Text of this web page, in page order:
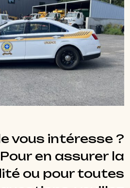
vous intéresse ?
Pour en assurer la
ou pour toutes